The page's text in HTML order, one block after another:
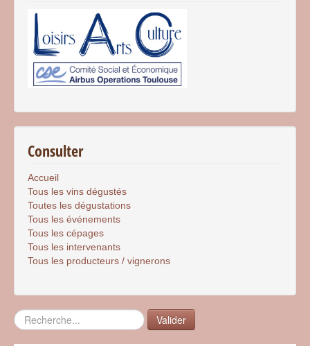
Consulter
Accueil
Tous les vins dégustés
Toutes les dégustations
Tous les événements
Tous les cépages
Tous les intervenants
Tous les producteurs / vignerons
Rechercher Valider